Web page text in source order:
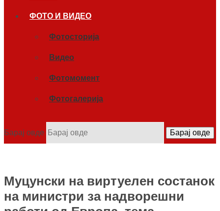
ФОТО И ВИДЕО
Фотосторија
Видео
Фотомомент
Фотогалерија
Барај овде Барај овде
Муцунски на виртуелен состанок
на министри за надворешни